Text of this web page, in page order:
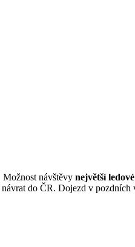
Možnost návštěvy největší
do ČR. Dojezd v pozdních